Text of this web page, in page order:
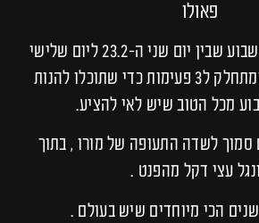
פאולו
הפסטיבל יתרחש בשבוע שבין יום שני ה-23.2 ליום שלישי
ערב פורים ה-3.3 ומתחלק ל3 פעימות כדי שתוכלו להנות
מכל הטוב שיש לאי להציע.
סמוך לשדה התעופה של מורו , בתוך
עצי דקל מהפנט .
הכי מיוחדים שיש בעולם .